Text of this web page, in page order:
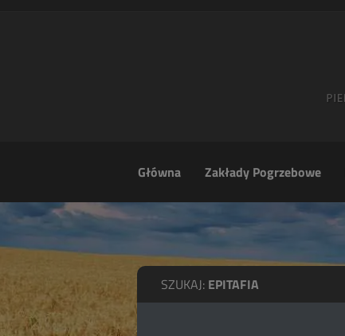
Główna Zakłady Pogrzebowe
SZUKAJ: EPITAFIA